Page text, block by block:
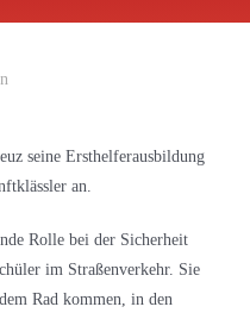
seine Ersthelferausbildung
an.
Rolle bei der Sicherheit
im Straßenverkehr. Sie
Rad kommen, in den